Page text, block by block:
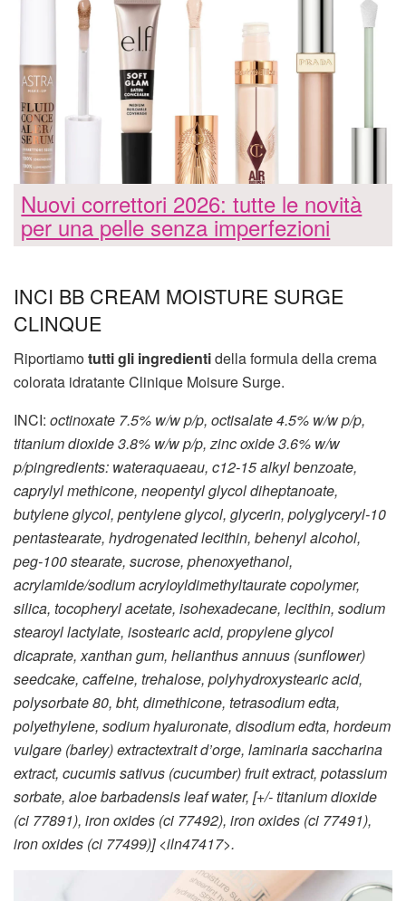
Nuovi correttori 2026: tutte le novità
per una pelle senza imperfezioni
INCI BB CREAM MOISTURE SURGE
CLINQUE
Riportiamotutti gli ingredientidella formula della crema
colorata idratante Clinique Moisure Surge.
INCI: octinoxate 7.5% w/w p/p, octisalate 4.5% w/w p/p,
titanium dioxide 3.8% w/w p/p, zinc oxide 3.6% w/w
p/pingredients: wateraquaeau, c12-15 alkyl benzoate,
caprylyl methicone, neopentyl glycol diheptanoate,
butylene glycol, pentylene glycol, glycerin, polyglyceryl-10
pentastearate, hydrogenated lecithin, behenyl alcohol,
peg-100 stearate, sucrose, phenoxyethanol,
acrylamide/sodium acryloyldimethyltaurate copolymer,
silica, tocopheryl acetate, isohexadecane, lecithin, sodium
stearoyl lactylate, isostearic acid, propylene glycol
dicaprate, xanthan gum, helianthus annuus (sunflower)
seedcake, caffeine, trehalose, polyhydroxystearic acid,
polysorbate 80, bht, dimethicone, tetrasodium edta,
polyethylene, sodium hyaluronate, disodium edta, hordeum
vulgare (barley) extractextrait d’orge, laminaria saccharina
extract, cucumis sativus (cucumber) fruit extract, potassium
sorbate, aloe barbadensis leaf water, [+/- titanium dioxide
(ci 77891), iron oxides (ci 77492), iron oxides (ci 77491),
iron oxides (ci 77499)] <iln47417>.